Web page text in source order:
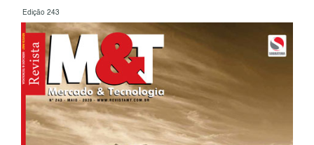
Edição 243